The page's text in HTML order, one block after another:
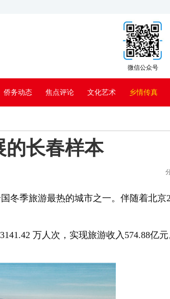
微信公众号
侨务动态 焦点评论 文化艺术 乡情传真
的长春样本
季旅游最热的城市之一。伴随着北京
万人次，实现旅游收入574.88亿元